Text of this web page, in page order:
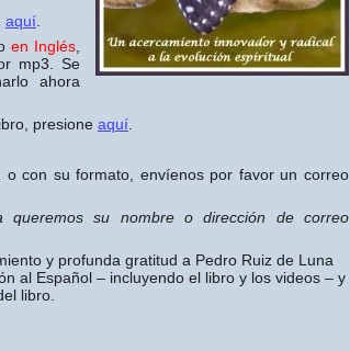
aquí
en Inglés
mp3. Se
ahora
presione aquí
con su formato, envíenos por favor un correo
su nombre o dirección de correo
y profunda gratitud a Pedro Ruiz de Luna
al Español – incluyendo el libro y los videos – y
libro.